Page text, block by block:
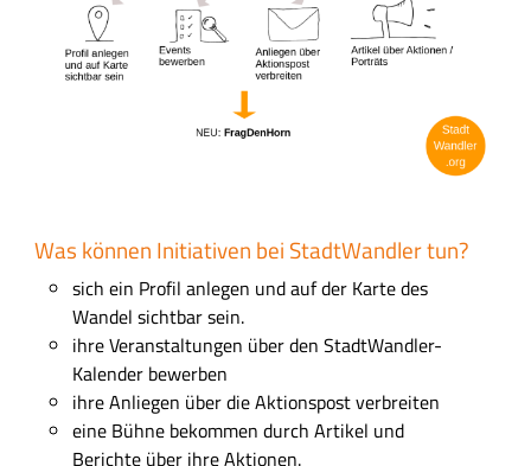
Was können Initiativen bei StadtWandler tun?
sich ein Profil anlegen und auf der Karte des
Wandel sichtbar sein.
ihre Veranstaltungen über den StadtWandler-
Kalender bewerben
ihre Anliegen über die Aktionspost verbreiten
eine Bühne bekommen durch Artikel und
Berichte über ihre Aktionen.